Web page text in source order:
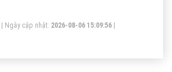
| Ngày cập nhật: 2026-08-06 15:09:56